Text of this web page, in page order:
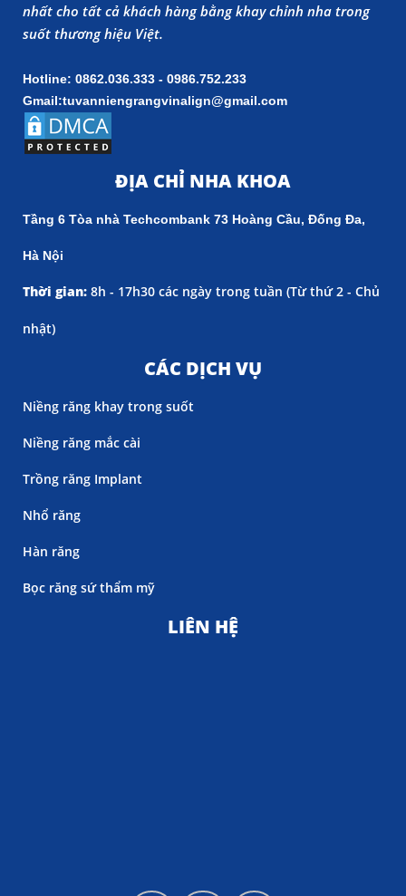
nhất cho tất cả khách hàng bằng khay chỉnh nha trong
suốt thương hiệu Việt.
Hotline: 0862.036.333 - 0986.752.233
Gmail:tuvanniengrangvinalign@gmail.com
ĐỊA CHỈ NHA KHOA
Tầng 6 Tòa nhà Techcombank 73 Hoàng Cầu, Đống Đa,
Hà Nội
Thời gian: 8h - 17h30 các ngày trong tuần (Từ thứ 2 - Chủ
nhật)
CÁC DỊCH VỤ
Niềng răng khay trong suốt
Niềng răng mắc cài
Trồng răng Implant
Nhổ răng
Hàn răng
Bọc răng sứ thẩm mỹ
LIÊN HỆ